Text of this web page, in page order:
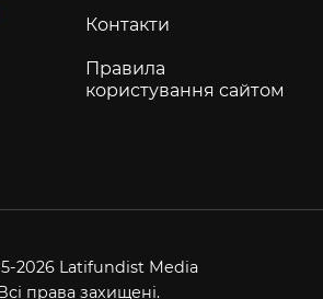
Контакти
Правила
користування сайтом
2026 Latifundist Media
права захищені.